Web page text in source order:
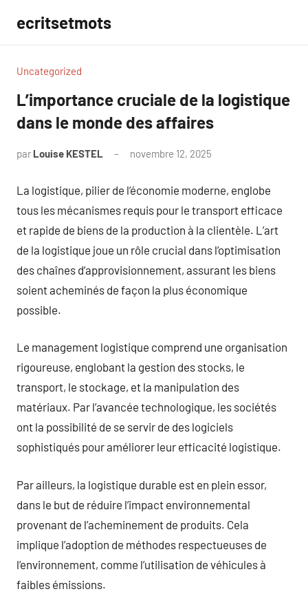
contenu
ecritsetmots
Uncategorized
L’importance cruciale de la logistique
dans le monde des affaires
par Louise KESTEL novembre 12, 2025
La logistique, pilier de l’économie moderne, englobe
tous les mécanismes requis pour le transport efficace
et rapide de biens de la production à la clientèle. L’art
de la logistique joue un rôle crucial dans l’optimisation
des chaînes d’approvisionnement, assurant les biens
soient acheminés de façon la plus économique
possible.
Le management logistique comprend une organisation
rigoureuse, englobant la gestion des stocks, le
transport, le stockage, et la manipulation des
matériaux. Par l’avancée technologique, les sociétés
ont la possibilité de se servir de des logiciels
sophistiqués pour améliorer leur efficacité logistique.
Par ailleurs, la logistique durable est en plein essor,
dans le but de réduire l’impact environnemental
provenant de l’acheminement de produits. Cela
implique l’adoption de méthodes respectueuses de
l’environnement, comme l’utilisation de véhicules à
faibles émissions.